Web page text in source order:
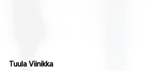
Tuula Viinikka